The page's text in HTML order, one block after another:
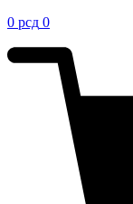
0 рсд 0